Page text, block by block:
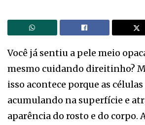
Você já sentiu a pele meio
mesmo cuidando direitinho?
isso acontece porque as
acumulando na superfície e
aparência do rosto e do corpo.